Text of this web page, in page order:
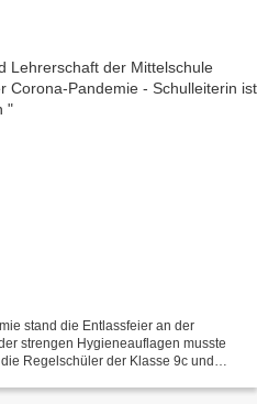
stand die Entlassfeier an der
strengen Hygieneauflagen musste
Regelschüler der Klasse 9c und